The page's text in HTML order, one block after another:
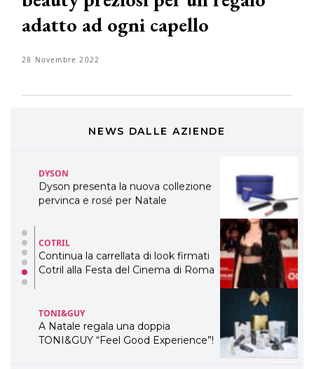
adatto ad ogni capello
28 Novembre 2022
NEWS DALLE AZIENDE
DAVINES
Davines presenta cofanetti beauty
preziosi per un regalo adatto ad
WELLNESS CONGRESS 2022: I
DYSON
Dyson presenta la nuova collezione
pervinca e rosé per Natale
COTRIL
Continua la carrellata di look firmati
Cotril alla Festa del Cinema di Roma
TONI&GUY
A Natale regala una doppia
TONI&GUY “Feel Good Experience”!